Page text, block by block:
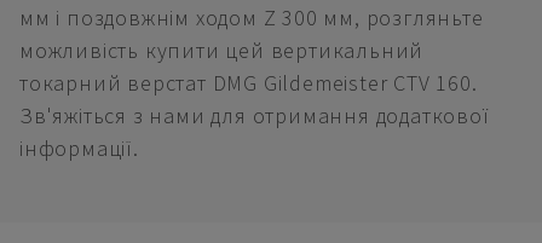
мм і поздовжнім ходом Z 300 мм, розгляньте
можливість купити цей вертикальний
токарний верстат DMG Gildemeister CTV 160.
Зв'яжіться з нами для отримання додаткової
інформації.